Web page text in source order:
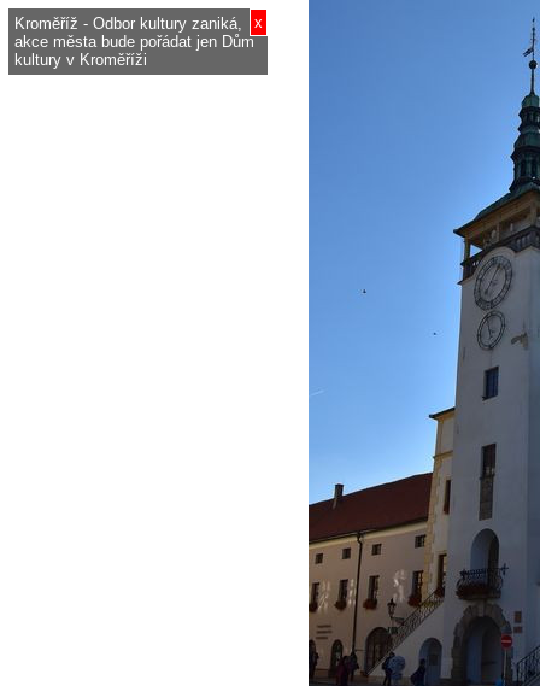
x
Kroměříž - Odbor kultury zaniká,
akce města bude pořádat jen Dům
kultury v Kroměříži